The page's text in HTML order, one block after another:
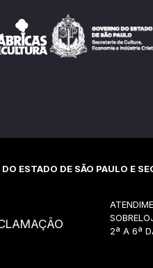
ESTADO DE SÃO PAULO E
2ª A 6ª